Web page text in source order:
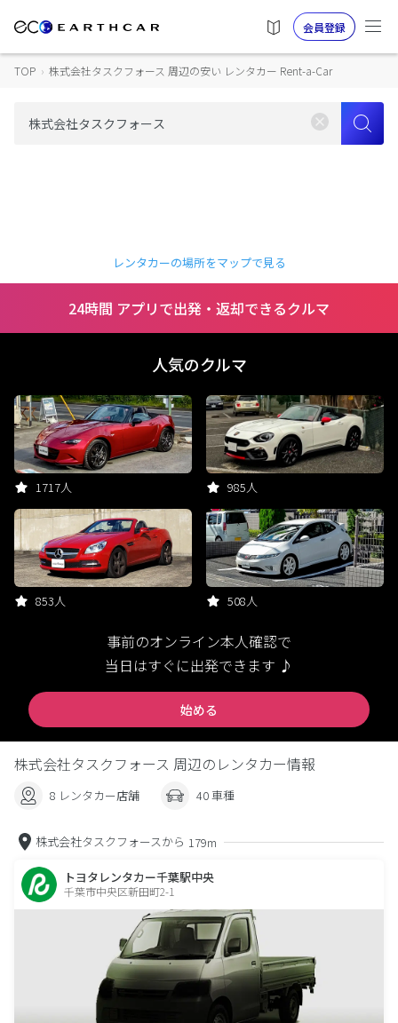
会員登録
TOP › 株式会社タスクフォース 周辺の安い レンタカー Rent-a-Car
レンタカーの場所をマップで見る
24時間 アプリで出発・返却できるクルマ
人気のクルマ
1717人 985人
853人 508人
事前のオンライン本人確認で
当日はすぐに出発できます ♪
始める
株式会社タスクフォース 周辺のレンタカー情報
8 レンタカー店舗 40 車種
株式会社タスクフォースから 179m
トヨタレンタカー千葉駅中央
千葉市中央区新田町2-1